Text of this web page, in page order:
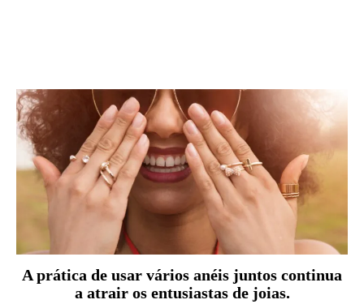
A prática de usar vários anéis juntos continua
a atrair os entusiastas de joias.